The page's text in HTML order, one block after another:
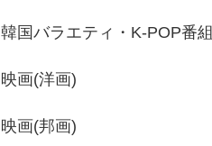
韓国バラエティ・K-POP番組
映画(洋画)
映画(邦画)